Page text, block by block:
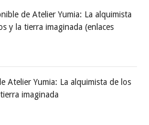
de Atelier Yumia: La alquimista
y la tierra imaginada (enlaces
Atelier Yumia: La alquimista de los
imaginada